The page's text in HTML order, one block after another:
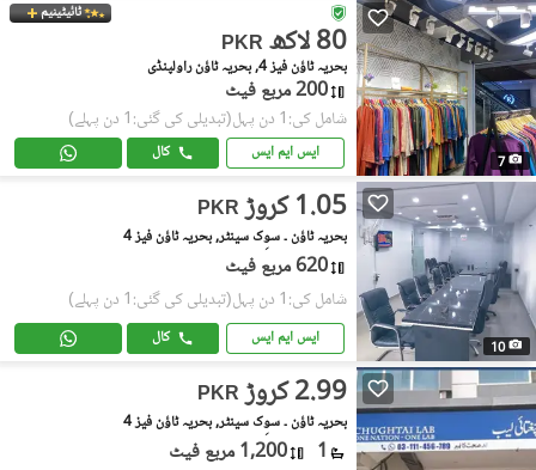
7
ٹائیٹینیم
PKR 80 لاکھ
بحریہ ٹاؤن فیز 4, بحریہ ٹاؤن راولپنڈی
200 مربع فیٹ
شامل کی:1 دن پہل (تبدیلی کی گئی:1 دن پہلے)
ایس ایم ایس کال
10
PKR 1.05 کروڑ
بحریہ ٹاؤن ۔ سوِک سینٹر, بحریہ ٹاؤن فیز 4
620 مربع فیٹ
شامل کی:1 دن پہل (تبدیلی کی گئی:1 دن پہلے)
ایس ایم ایس کال
PKR 2.99 کروڑ
بحریہ ٹاؤن ۔ سوِک سینٹر, بحریہ ٹاؤن فیز 4
1 1,200 مربع فیٹ